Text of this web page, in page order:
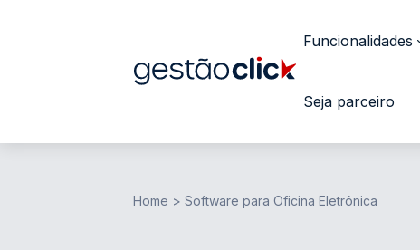
Funcionalidades
Seja parceiro
Home > Software para Oficina Eletrônica